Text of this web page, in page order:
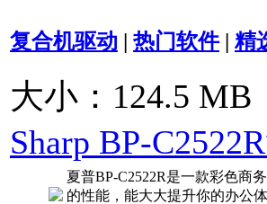
复合机驱动 | 热门软件| 精
大小：124.5 MB
Sharp BP-
夏普BP-C2522R是一款彩色商
的性能，能大大提升你的办公